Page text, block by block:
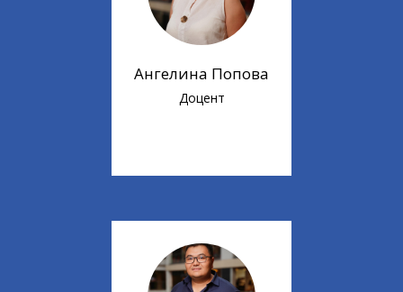
Ангелина Попова
Доцент